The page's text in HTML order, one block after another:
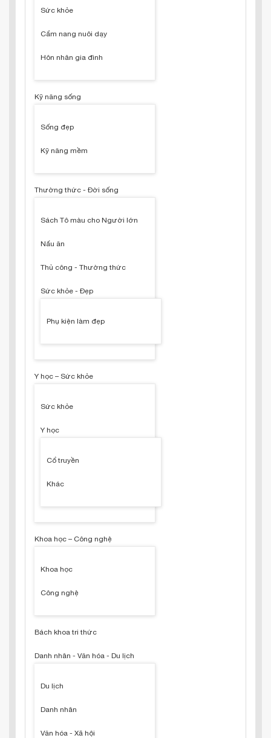
Sức khỏe
Cẩm nang nuôi dạy
Hôn nhân gia đình
Kỹ năng sống
Sống đẹp
Kỹ năng mềm
Thường thức - Đời sống
Sách Tô màu cho Người lớn
Nấu ăn
Thủ công - Thường thức
Sức khỏe - Đẹp
Phụ kiện làm đẹp
Y học – Sức khỏe
Sức khỏe
Y học
Cổ truyền
Khác
Khoa học – Công nghệ
Khoa học
Công nghệ
Bách khoa tri thức
Danh nhân - Văn hóa - Du lịch
Du lịch
Danh nhân
Văn hóa - Xã hội